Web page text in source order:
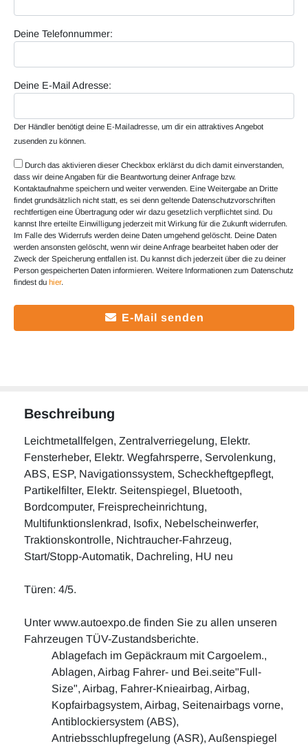
Deine Telefonnummer:
Deine E-Mail Adresse:
Der Händler benötigt deine E-Mailadresse, um dir ein attraktives Angebot
zusenden zu können.
Durch das aktivieren dieser Checkbox erklärst du dich damit einverstanden,
dass wir deine Angaben für die Beantwortung deiner Anfrage bzw.
Kontaktaufnahme speichern und weiter verwenden. Eine Weitergabe an Dritte
findet grundsätzlich nicht statt, es sei denn geltende Datenschutzvorschriften
rechtfertigen eine Übertragung oder wir dazu gesetzlich verpflichtet sind. Du
kannst Ihre erteilte Einwilligung jederzeit mit Wirkung für die Zukunft widerrufen.
Im Falle des Widerrufs werden deine Daten umgehend gelöscht. Deine Daten
werden ansonsten gelöscht, wenn wir deine Anfrage bearbeitet haben oder der
Zweck der Speicherung entfallen ist. Du kannst dich jederzeit über die zu deiner
Person gespeicherten Daten informieren. Weitere Informationen zum Datenschutz
findest du hier.
E-Mail senden
Beschreibung
Leichtmetallfelgen, Zentralverriegelung, Elektr.
Fensterheber, Elektr. Wegfahrsperre, Servolenkung,
ABS, ESP, Navigationssystem, Scheckheftgepflegt,
Partikelfilter, Elektr. Seitenspiegel, Bluetooth,
Bordcomputer, Freisprecheinrichtung,
Multifunktionslenkrad, Isofix, Nebelscheinwerfer,
Traktionskontrolle, Nichtraucher-Fahrzeug,
Start/Stopp-Automatik, Dachreling, HU neu
Türen: 4/5.
Unter www.autoexpo.de finden Sie zu allen unseren
Fahrzeugen TÜV-Zustandsberichte.
Ablagefach im Gepäckraum mit Cargoelem.,
Ablagen, Airbag Fahrer- und Bei.seite"Full-
Size", Airbag, Fahrer-Knieairbag, Airbag,
Kopfairbagsystem, Airbag, Seitenairbags vorne,
Antiblockiersystem (ABS),
Antriebsschlupfregelung (ASR), Außenspiegel